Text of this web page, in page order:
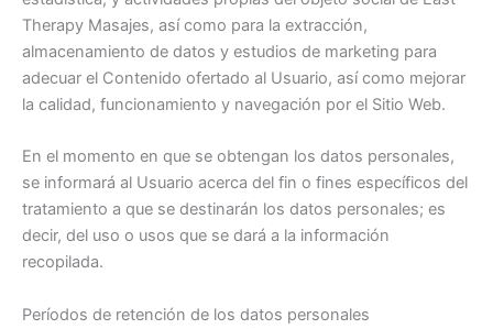
Therapy Masajes, así como para la extracción,
almacenamiento de datos y estudios de marketing para
adecuar el Contenido ofertado al Usuario, así como mejorar
la calidad, funcionamiento y navegación por el Sitio Web.
En el momento en que se obtengan los datos personales,
se informará al Usuario acerca del fin o fines específicos del
tratamiento a que se destinarán los datos personales; es
decir, del uso o usos que se dará a la información
recopilada.
Períodos de retención de los datos personales